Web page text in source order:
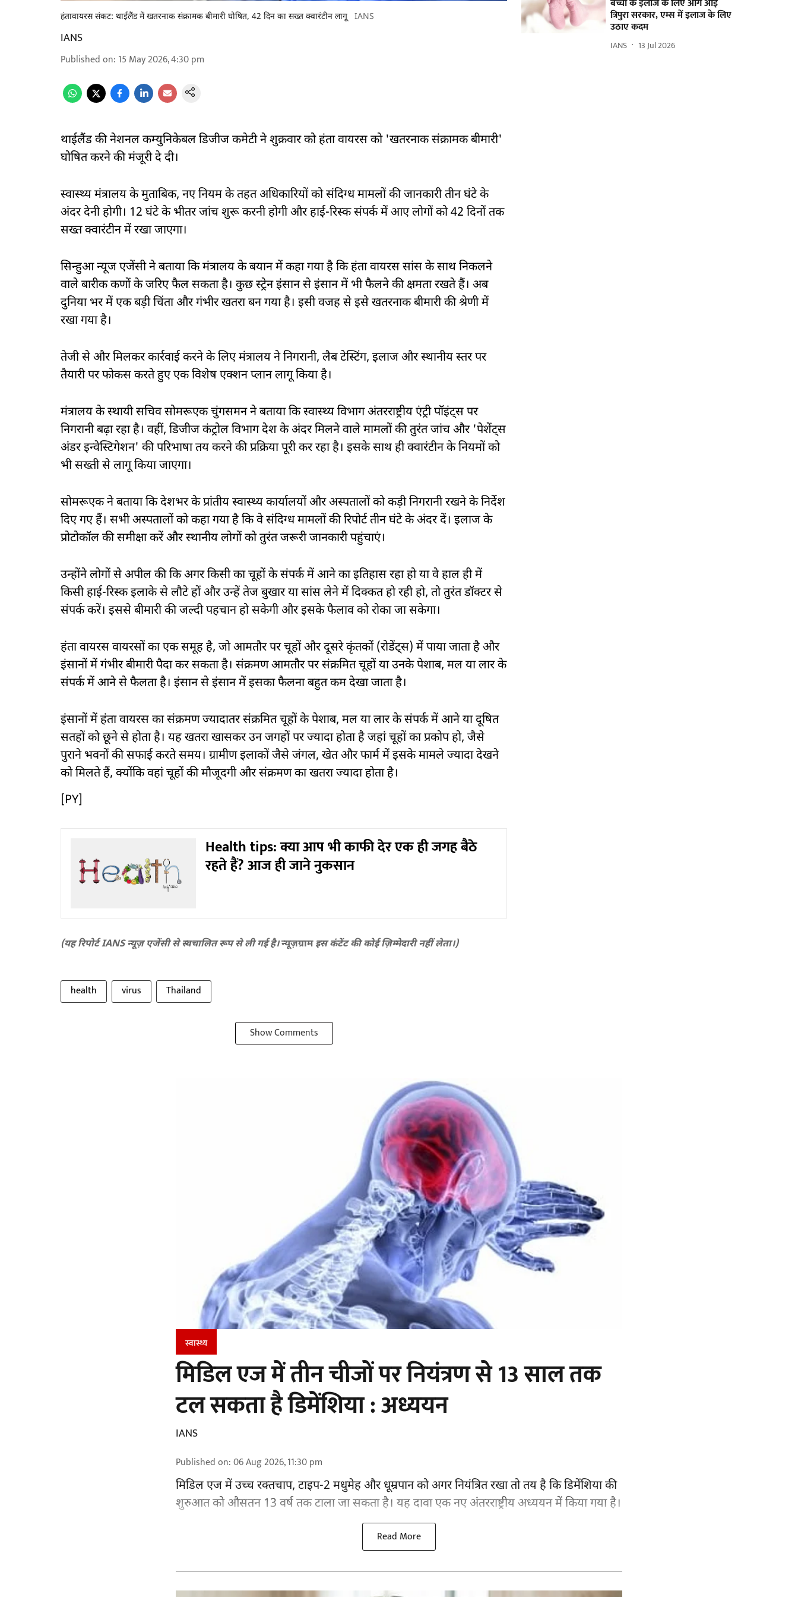
हंतावायरस संकट: थाईलैंड में खतरनाक संक्रामक बीमारी घोषित, 42 दिन का सख्त क्वारंटीन लागू IANS
IANS
Published on: 15 May 2026, 4:30 pm
थाईलैंड की नेशनल कम्युनिकेबल डिजीज कमेटी ने शुक्रवार को हंता वायरस को 'खतरनाक संक्रामक बीमारी'
घोषित करने की मंजूरी दे दी।
स्वास्थ्य मंत्रालय के मुताबिक, नए नियम के तहत अधिकारियों को संदिग्ध मामलों की जानकारी तीन घंटे के
अंदर देनी होगी। 12 घंटे के भीतर जांच शुरू करनी होगी और हाई-रिस्क संपर्क में आए लोगों को 42 दिनों तक
सख्त क्वारंटीन में रखा जाएगा।
स‍िन्हुआ न्यूज एजेंसी ने बताया क‍ि मंत्रालय के बयान में कहा गया है कि हंता वायरस सांस के साथ न‍िकलने
वाले बारीक कणों के जरिए फैल सकता है। कुछ स्ट्रेन इंसान से इंसान में भी फैलने की क्षमता रखते हैं। अब
दुनिया भर में एक बड़ी चिंता और गंभीर खतरा बन गया है। इसी वजह से इसे खतरनाक बीमारी की श्रेणी में
रखा गया है।
तेजी से और मिलकर कार्रवाई करने के लिए मंत्रालय ने निगरानी, लैब टेस्टिंग, इलाज और स्थानीय स्तर पर
तैयारी पर फोकस करते हुए एक विशेष एक्शन प्लान लागू किया है।
मंत्रालय के स्थायी सचिव सोमरूएक चुंगसमन ने बताया क‍ि स्वास्थ्य विभाग अंतरराष्ट्रीय एंट्री पॉइंट्स पर
निगरानी बढ़ा रहा है। वहीं, डिजीज कंट्रोल विभाग देश के अंदर मिलने वाले मामलों की तुरंत जांच और 'पेशेंट्स
अंडर इन्वेस्टिगेशन' की परिभाषा तय करने की प्रक्रिया पूरी कर रहा है। इसके साथ ही क्वारंटीन के नियमों को
भी सख्ती से लागू किया जाएगा।
सोमरूएक ने बताया कि देशभर के प्रांतीय स्वास्थ्य कार्यालयों और अस्पतालों को कड़ी निगरानी रखने के निर्देश
दिए गए हैं। सभी अस्पतालों को कहा गया है कि वे संदिग्ध मामलों की रिपोर्ट तीन घंटे के अंदर दें। इलाज के
प्रोटोकॉल की समीक्षा करें और स्थानीय लोगों को तुरंत जरूरी जानकारी पहुंचाएं।
उन्होंने लोगों से अपील की कि अगर किसी का चूहों के संपर्क में आने का इतिहास रहा हो या वे हाल ही में
किसी हाई-रिस्क इलाके से लौटे हों और उन्हें तेज बुखार या सांस लेने में दिक्कत हो रही हो, तो तुरंत डॉक्टर से
संपर्क करें। इससे बीमारी की जल्दी पहचान हो सकेगी और इसके फैलाव को रोका जा सकेगा।
हंता वायरस वायरसों का एक समूह है, जो आमतौर पर चूहों और दूसरे कृंतकों (रोडेंट्स) में पाया जाता है और
इंसानों में गंभीर बीमारी पैदा कर सकता है। संक्रमण आमतौर पर संक्रमित चूहों या उनके पेशाब, मल या लार के
संपर्क में आने से फैलता है। इंसान से इंसान में इसका फैलना बहुत कम देखा जाता है।
इंसानों में हंता वायरस का संक्रमण ज्यादातर संक्रमित चूहों के पेशाब, मल या लार के संपर्क में आने या दूषित
सतहों को छूने से होता है। यह खतरा खासकर उन जगहों पर ज्यादा होता है जहां चूहों का प्रकोप हो, जैसे
पुराने भवनों की सफाई करते समय। ग्रामीण इलाकों जैसे जंगल, खेत और फार्म में इसके मामले ज्यादा देखने
को मिलते हैं, क्योंकि वहां चूहों की मौजूदगी और संक्रमण का खतरा ज्यादा होता है।
[PY]
Health tips: क्या आप भी काफी देर एक ही जगह बैठे
रहते हैं? आज ही जाने नुकसान
(यह रिपोर्ट IANS न्यूज़ एजेंसी से स्वचालित रूप से ली गई है।न्यूज़ग्रामइस कंटेंट की कोई ज़िम्मेदारी नहीं लेता।)
health virus Thailand
Show Comments
बच्ची के इलाज के लिए आगे आई
त्रिपुरा सरकार, एम्स में इलाज के लिए
उठाए कदम
IANS 13 Jul 2026
स्वास्थ्य
मिडिल एज में तीन चीजों पर नियंत्रण से 13 साल तक
टल सकता है डिमेंशिया : अध्ययन
IANS
Published on:06 Aug 2026, 11:30 pm
मिडिल एज में उच्च रक्तचाप, टाइप-2 मधुमेह और धूम्रपान को अगर नियंत्रित रखा तो तय है कि डिमेंशिया की
शुरुआत को औसतन 13 वर्ष तक टाला जा सकता है। यह दावा एक नए अंतरराष्ट्रीयअध्ययनमें किया गया है।
Read More